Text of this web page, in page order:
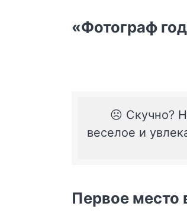
«Фотограф
☹️ Скучно?
веселое и
Первое место